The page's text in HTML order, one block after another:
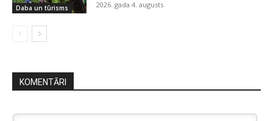
Daba un tūrisms 2026. gada 4. augusts
KOMENTĀRI